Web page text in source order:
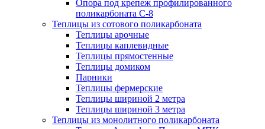
Опора под крепеж профилированного
поликарбоната С-8
Теплицы из сотового поликарбоната
Теплицы арочные
Теплицы каплевидные
Теплицы прямостенные
Теплицы домиком
Парники
Теплицы фермерские
Теплицы шириной 2 метра
Теплицы шириной 3 метра
Теплицы из монолитного поликарбоната